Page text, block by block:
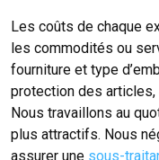
Les coûts de chaque
les commodités ou
fourniture et type
protection des articles,
Nous travaillons au
plus attractifs. Nous
assurer une sous-